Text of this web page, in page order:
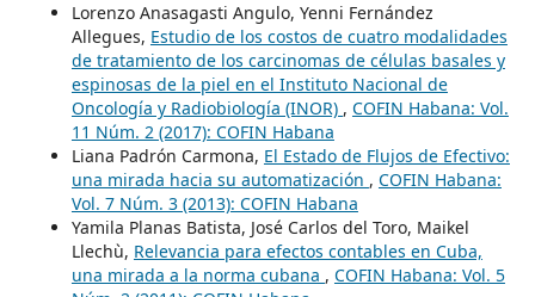
Lorenzo Anasagasti Angulo, Yenni Fernández
Allegues, Estudio de los costos de cuatro modalidades
de tratamiento de los carcinomas de células basales y
espinosas de la piel en el Instituto Nacional de
Oncología y Radiobiología (INOR) , COFIN Habana: Vol.
11 Núm. 2 (2017): COFIN Habana
Liana Padrón Carmona, El Estado de Flujos de Efectivo:
una mirada hacia su automatización , COFIN Habana:
Vol. 7 Núm. 3 (2013): COFIN Habana
Yamila Planas Batista, José Carlos del Toro, Maikel
Llechù, Relevancia para efectos contables en Cuba,
una mirada a la norma cubana , COFIN Habana: Vol. 5